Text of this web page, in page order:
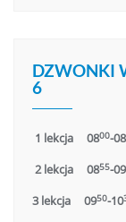
DZWONKI
6
1 lekcja 0800-08
2 lekcja 0855-09
3 lekcja 0950-10